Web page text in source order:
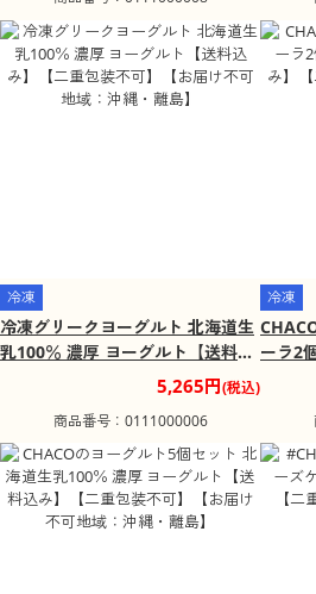
冷凍
冷凍グリークヨーグルト 北海道生
乳100％ 濃厚 ヨーグルト【送料込
み】【二重包装不可】【お届け不
5,265円(税込)
商品番号：0111000006
冷凍
ーラ2
み】